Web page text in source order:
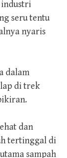
industri
seru tentu
nyaris
dalam
di trek
dan
tertinggal di
sampah